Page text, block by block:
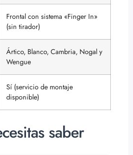
Frontal con sistema «Finger In»
(sin tirador)
Ártico, Blanco, Cambria, Nogal y
Wengue
Sí (servicio de montaje
disponible)
saber